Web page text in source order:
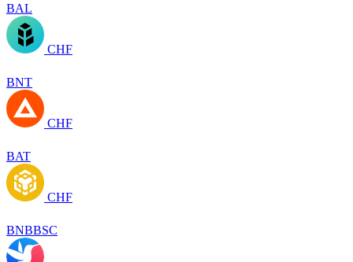
BAL
CHF
BNT
CHF
BAT
CHF
BNBBSC